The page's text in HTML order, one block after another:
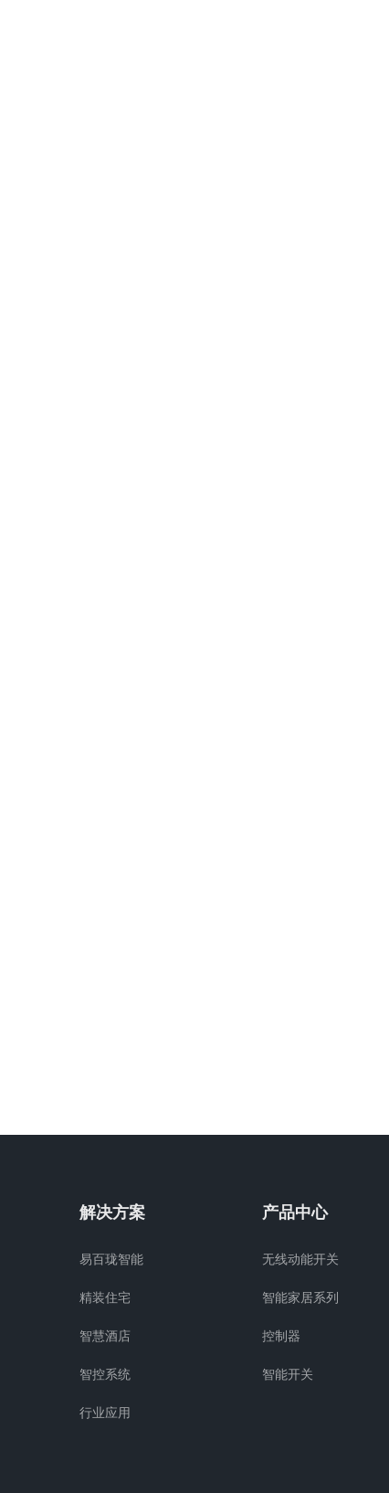
解决方案
易百珑智能
精装住宅
智慧酒店
智控系统
行业应用
产品中心
无线动能开关
智能家居系列
控制器
智能开关